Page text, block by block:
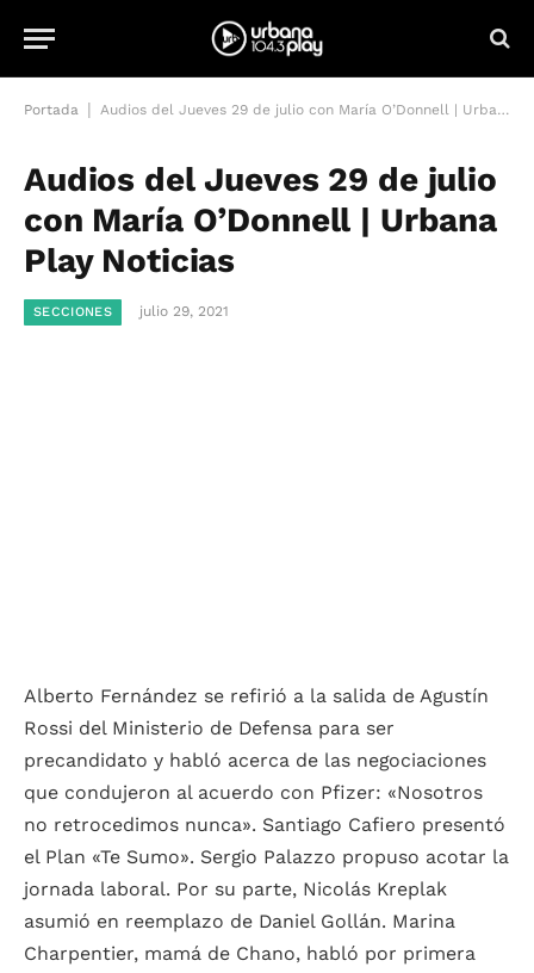
Portada Audios del Jueves 29 de julio con María O’Donnell | Urbana Play Noticias
Audios del Jueves 29 de julio
con María O’Donnell | Urbana
Play Noticias
SECCIONES julio 29, 2021
Alberto Fernández se refirió a la salida de Agustín
Rossi del Ministerio de Defensa para ser
precandidato y habló acerca de las negociaciones
que condujeron al acuerdo con Pfizer: «Nosotros
no retrocedimos nunca». Santiago Cafiero presentó
el Plan «Te Sumo». Sergio Palazzo propuso acotar la
jornada laboral. Por su parte, Nicolás Kreplak
asumió en reemplazo de Daniel Gollán. Marina
Charpentier, mamá de Chano, habló por primera